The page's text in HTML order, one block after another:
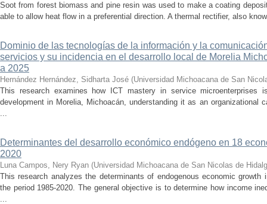
Soot from forest biomass and pine resin was used to make a coating
able to allow heat flow in a preferential direction. A thermal rectifier, also
Dominio de las tecnologías de la información y la
servicios y su incidencia en el desarrollo local de Morelia
a 2025
Hernández Hernández, Sidharta José (Universidad Michoacana de San
This research examines how ICT mastery in service
development in Morelia, Michoacán, understanding it as an organizational
...
Determinantes del desarrollo económico endógeno en 18
2020
Luna Campos, Nery Ryan (Universidad Michoacana de San Nicolas de
This research analyzes the determinants of endogenous economic growth
the period 1985-2020. The general objective is to determine how income
...